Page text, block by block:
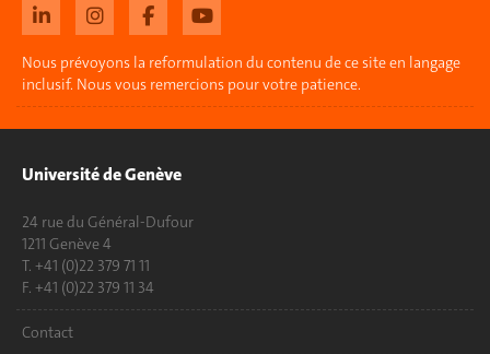
Nous prévoyons la reformulation du contenu de ce site en langage
inclusif. Nous vous remercions pour votre patience.
Université de Genève
24 rue du Général-Dufour
1211 Genève 4
T. +41 (0)22 379 71 11
F. +41 (0)22 379 11 34
Contact